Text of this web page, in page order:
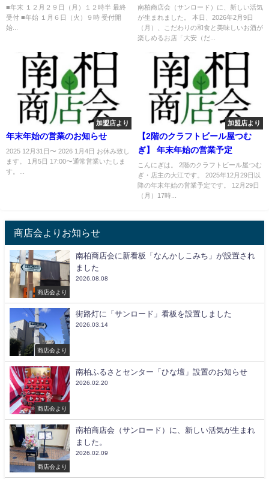
■年末 １２月２９日（月）１２時半 最終
受付 ■年始 １月６日（火）９時 受付開
始...
南柏商店会（サンロード）に、新しい活気
が生まれました。 本日、2026年2月9日
（月）、こだわりの和食と美味しいお酒が
楽しめるお店「大安（だ...
加盟店より
年末年始の営業のお知らせ
2025 12月31日〜 2026 1月4日 お休み致し
ます。 1月5日 17:00〜通常営業いたしま
す。...
加盟店より
【2階のクラフトビール屋つむ
ぎ】 年末年始の営業予定
こんにぎは。 2階のクラフトビール屋つむ
ぎ・店主の大江です。 2025年12月29日以
降の年末年始の営業予定です。 12月29日
（月）17時...
商店会よりお知らせ
商店会より
南柏商店会に新看板「なんかしこみち」が設置され
ました
2026.08.08
商店会より
街路灯に「サンロード」看板を設置しました
2026.03.14
商店会より
南柏ふるさとセンター「ひな壇」設置のお知らせ
2026.02.20
商店会より
南柏商店会（サンロード）に、新しい活気が生まれ
ました。
2026.02.09